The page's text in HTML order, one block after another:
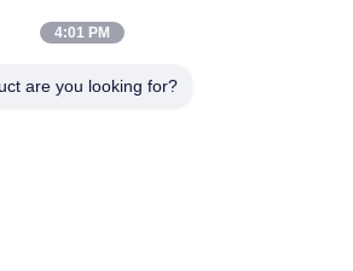
Zurücksetzens
4:01 PM
are you looking for?